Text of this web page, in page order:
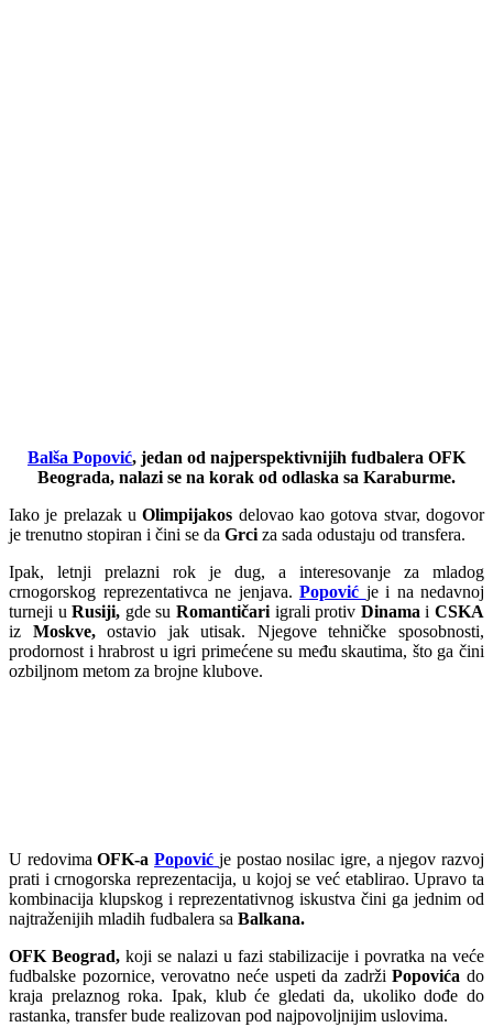
Balša Popović, jedan od najperspektivnijih fudbalera OFK
Beograda, nalazi se na korak od odlaska sa Karaburme.
Iako je prelazak uOlimpijakos delovao kao gotova stvar, dogovor
je trenutno stopiran i čini se da Grci za sada odustaju od transfera.
Ipak, letnji prelazni rok je dug, a interesovanje za mladog
crnogorskog reprezentativca ne jenjava. Popović je i na nedavnoj
turneji uRusiji, gde suRomantičari igrali protiv Dinama iCSKA
iz Moskve,ostavio jak utisak. Njegove tehničke sposobnosti,
prodornost i hrabrost u igri primećene su među skautima, što ga čini
ozbiljnom metom za brojne klubove.
U redovimaOFK-a Popović je postao nosilac igre, a njegov razvoj
prati i crnogorska reprezentacija, u kojoj se već etablirao. Upravo ta
kombinacija klupskog i reprezentativnog iskustva čini ga jednim od
najtraženijih mladih fudbalera sa Balkana.
OFK Beograd, koji se nalazi u fazi stabilizacije i povratka na veće
fudbalske pozornice, verovatno neće uspeti da zadržiPopovića do
kraja prelaznog roka. Ipak, klub će gledati da, ukoliko dođe do
rastanka, transfer bude realizovan pod najpovoljnijim uslovima.